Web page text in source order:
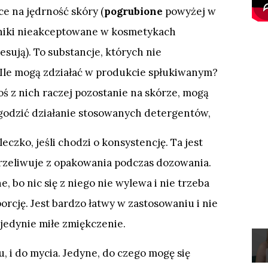
na jędrność skóry (pogrubione powyżej w
nieakceptowane w kosmetykach
To substancje, których nie
mogą zdziałać w produkcie spłukiwanym?
z nich raczej pozostanie na skórze, mogą
działanie stosowanych detergentów,
jeśli chodzi o konsystencję. Ta jest
z opakowania podczas dozowania.
bo nic się z niego nie wylewa i nie trzeba
Jest bardzo łatwy w zastosowaniu i nie
miłe zmiękczenie.
i do mycia. Jedyne, do czego mogę się